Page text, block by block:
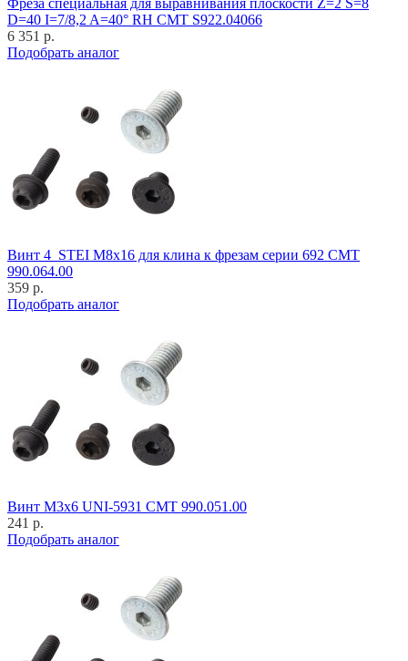
Фреза специальная для выравнивания плоскости Z=2 S=8
D=40 I=7/8,2 A=40° RH CMT S922.04066
6 351 р.
Подобрать аналог
Винт 4_STEI M8x16 для клина к фрезам серии 692 CMT
990.064.00
359 р.
Подобрать аналог
Винт M3x6 UNI-5931 CMT 990.051.00
241 р.
Подобрать аналог